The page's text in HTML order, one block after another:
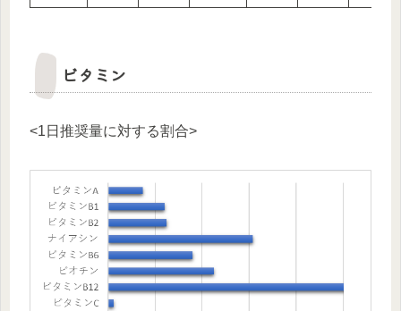
ビタミン
<1日推奨量に対する割合>